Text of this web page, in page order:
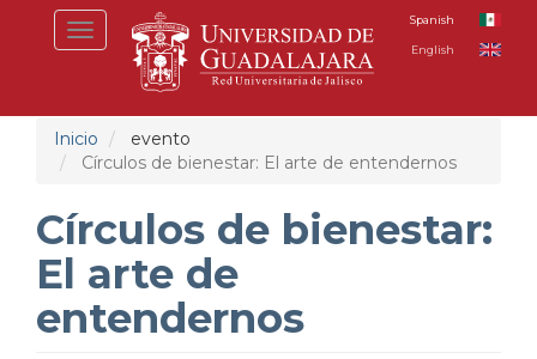
Toggle
navigation
Spanish
English
Inicio
evento
Círculos de bienestar: El arte de entendernos
Círculos de bienestar:
El arte de
entendernos